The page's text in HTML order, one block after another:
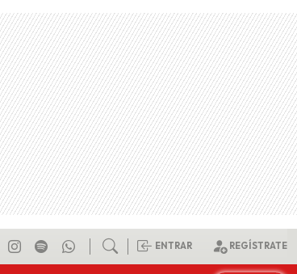
ENTRAR REGÍSTRATE